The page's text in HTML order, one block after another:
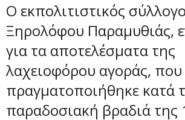
O εκπολιτιστικός
Ξηρολόφου Παραμυθιάς,
για τα αποτελέσματα της
λαχειοφόρου αγοράς, που
πραγματοποιήθηκε κατά
παραδοσιακή βραδιά της